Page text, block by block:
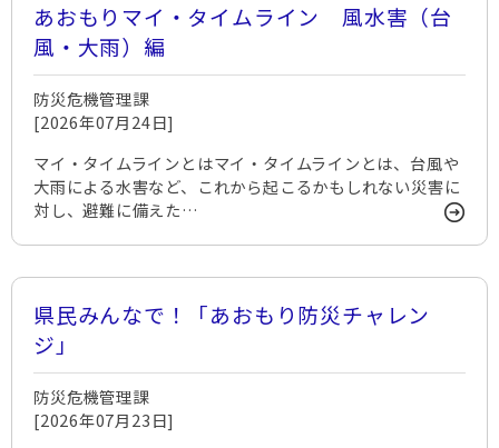
あおもりマイ・タイムライン 風水害（台
風・大雨）編
防災危機管理課
[2026年07月24日]
マイ・タイムラインとはマイ・タイムラインとは、台風や
大雨による水害など、これから起こるかもしれない災害に
対し、避難に備えた…
県民みんなで！「あおもり防災チャレン
ジ」
防災危機管理課
[2026年07月23日]